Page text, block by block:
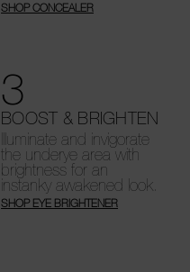
SHOP CONCEALER
3
BOOST & BRIGHTEN
Illuminate and invigorate
the underye area with
brightness for an
instanky awakened look.
SHOP EYE BRIGHTENER